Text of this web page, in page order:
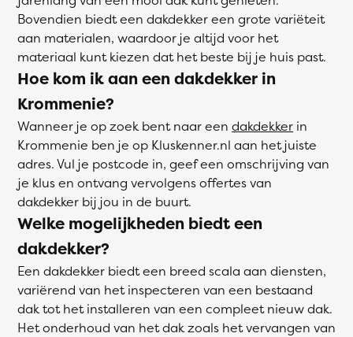
Bovendien biedt een dakdekker een grote variëteit
aan materialen, waardoor je altijd voor het
materiaal kunt kiezen dat het beste bij je huis past.
Hoe kom ik aan een dakdekker in
Krommenie?
Wanneer je op zoek bent naar een dakdekker in
Krommenie ben je op Kluskenner.nl aan het juiste
adres. Vul je postcode in, geef een omschrijving van
je klus en ontvang vervolgens offertes van
dakdekker bij jou in de buurt.
Welke mogelijkheden biedt een
dakdekker?
Een dakdekker biedt een breed scala aan diensten,
variërend van het inspecteren van een bestaand
dak tot het installeren van een compleet nieuw dak.
Het onderhoud van het dak zoals het vervangen van